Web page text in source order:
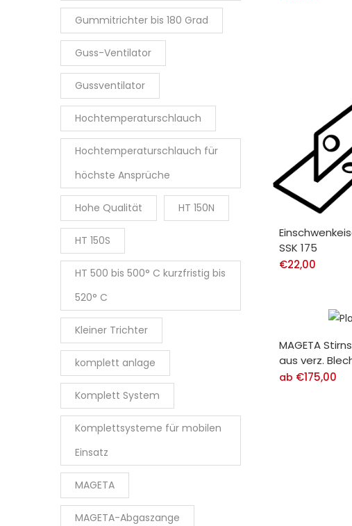
SSK 175
€22,00
MAGETA
aus verz.
ab €175,00
Gummitrichter bis 180 Grad
Guss-Ventilator
Gussventilator
Hochtemperaturschlauch
Hochtemperaturschlauch für
höchste Ansprüche
Hohe Qualität HT 150N
HT 150S
HT 500 bis 500° C kurzfristig bis
520° C
Kleiner Trichter
komplett anlage
Komplett System
Komplettsysteme für mobilen
Einsatz
MAGETA
MAGETA-Abgaszange